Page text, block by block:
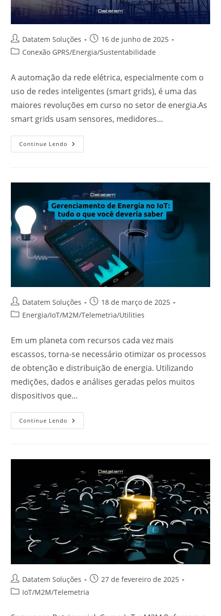
Datatem Soluções
16 de junho de 2025
Conexão GPRS/Energia/Sustentabilidade
A automação da rede elétrica, especialmente com o
uso de redes inteligentes (smart grids), é uma das
maiores revoluções em curso no setor de energia.As
smart grids usam sensores, medidores…
Continue Lendo
Datatem Soluções
18 de março de 2025
Energia/IoT/M2M/Telemetria/Utilities
Em um planeta com recursos cada vez mais
escassos, torna-se necessário otimizar os processos
de obtenção e distribuição de energia. Utilizando
medições, dados e análises geradas pelos muitos
dispositivos que…
Continue Lendo
Datatem Soluções
27 de fevereiro de 2025
IoT/M2M/Telemetria